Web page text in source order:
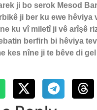
ji bo serok Mesod
ji ber ku ewe hêviya
ku vî miletî ji vê arîşê
berfirh bi hêviya
kes nîne ji te bêve di gel